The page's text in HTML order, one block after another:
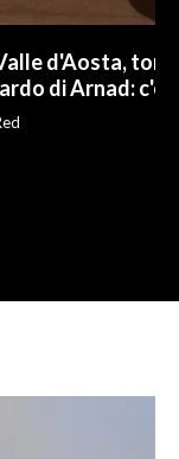
d'Aosta,
di Arnad: c'è